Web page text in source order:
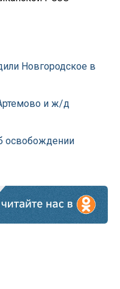
Новгородское в
и ж/д
освобождении